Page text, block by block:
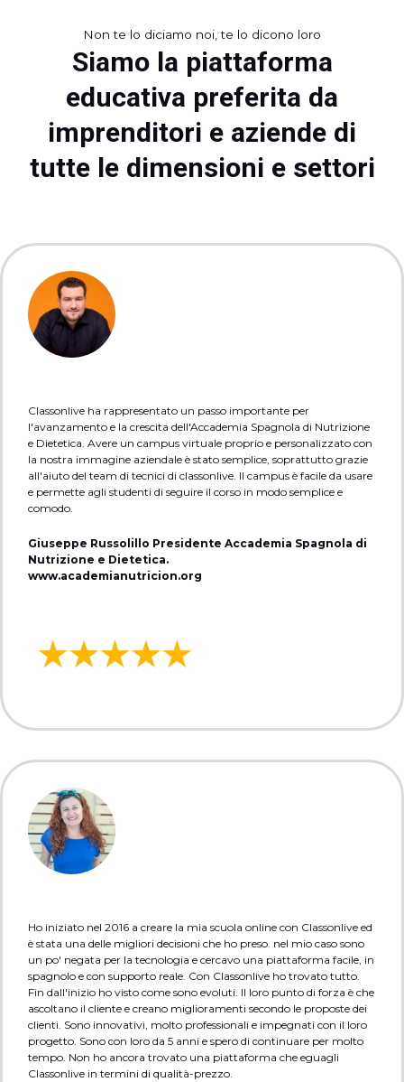
Non te lo diciamo noi, te lo dicono loro
Siamo la piattaforma
educativa preferita da
imprenditori e aziende di
tutte le dimensioni e settori
Classonlive ha rappresentato un passo importante per
l'avanzamento e la crescita dell'Accademia Spagnola di Nutrizione
e Dietetica. Avere un campus virtuale proprio e personalizzato con
la nostra immagine aziendale è stato semplice, soprattutto grazie
all'aiuto del team di tecnici di classonlive. Il campus è facile da usare
e permette agli studenti di seguire il corso in modo semplice e
comodo.
Giuseppe Russolillo Presidente Accademia Spagnola di
Nutrizione e Dietetica.
www.academianutricion.org
Ho iniziato nel 2016 a creare la mia scuola online con Classonlive ed
è stata una delle migliori decisioni che ho preso. nel mio caso sono
un po' negata per la tecnologia e cercavo una piattaforma facile, in
spagnolo e con supporto reale. Con Classonlive ho trovato tutto.
Fin dall'inizio ho visto come sono evoluti. Il loro punto di forza è che
ascoltano il cliente e creano miglioramenti secondo le proposte dei
clienti. Sono innovativi, molto professionali e impegnati con il loro
progetto. Sono con loro da 5 anni e spero di continuare per molto
tempo. Non ho ancora trovato una piattaforma che eguagli
Classonlive in termini di qualità-prezzo.